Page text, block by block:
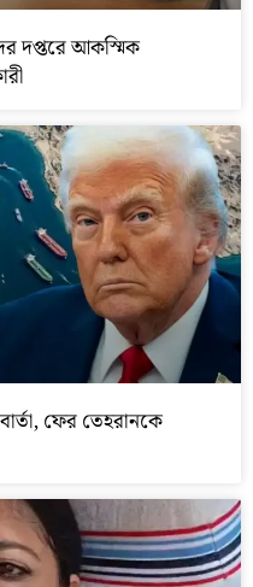
দপ্তরে আকস্মিক
ফের তেহরানকে